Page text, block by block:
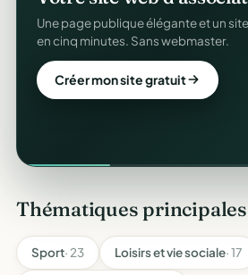
Une page publique élégante et un
en cinq minutes. Sans webmaster.
Créer mon site gratuit
Thématiques principales
Sport· 23 Loisirs et vie sociale· 17